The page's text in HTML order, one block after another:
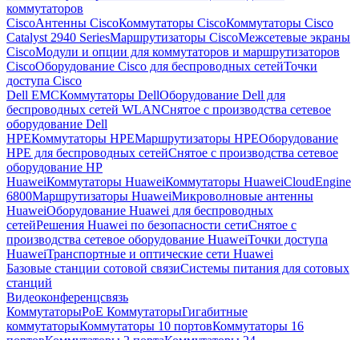
коммутаторов
CiscoАнтенны CiscoКоммутаторы CiscoКоммутаторы Cisco
Catalyst 2940 SeriesМаршрутизаторы CiscoМежсетевые экраны
CiscoМодули и опции для коммутаторов и маршрутизаторов
CiscoОборудование Cisco для беспроводных сетейТочки
доступа Cisco
Dell EMCКоммутаторы DellОборудование Dell для
беспроводных сетей WLANСнятое с производства сетевое
оборудование Dell
HPEКоммутаторы HPEМаршрутизаторы HPEОборудование
HPE для беспроводных сетейСнятое с производства сетевое
оборудование HP
HuaweiКоммутаторы HuaweiКоммутаторы HuaweiCloudEngine
6800Маршрутизаторы HuaweiМикроволновые антенны
HuaweiОборудование Huawei для беспроводных
сетейРешения Huawei по безопасности сетиСнятое с
производства сетевое оборудование HuaweiТочки доступа
HuaweiТранспортные и оптические сети Huawei
Базовые станции сотовой связиСистемы питания для сотовых
станций
Видеоконференцсвязь
КоммутаторыPoE КоммутаторыГигабитные
коммутаторыКоммутаторы 10 портовКоммутаторы 16